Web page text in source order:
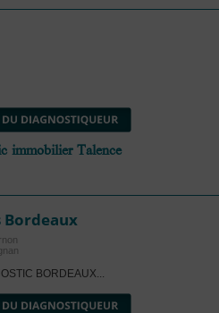
immobilier Talence
Bordeaux
BORDEAUX...